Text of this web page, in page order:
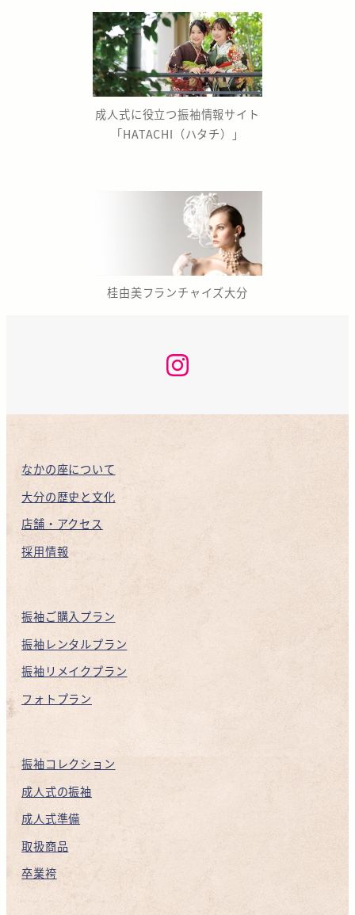
成人式に役立つ振袖情報サイト
「HATACHI（ハタチ）」
桂由美フランチャイズ大分
な
か
く
なかの座について
大分の歴史と文化
店舗・アクセス
採用情報
振袖ご購入プラン
振袖レンタルプラン
振袖リメイクプラン
フォトプラン
振袖コレクション
成人式の振袖
成人式準備
取扱商品
卒業袴